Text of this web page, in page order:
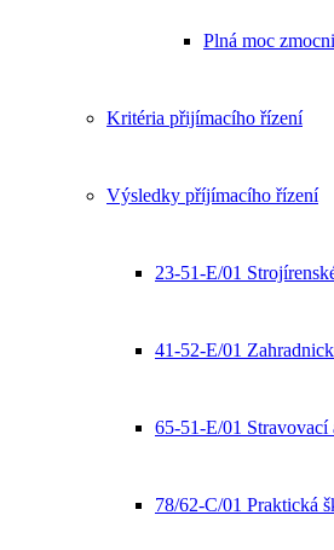
Plná moc
Kritéria přijímacího řízení
Výsledky příjímacího řízení
23-51-E/01
41-52-E/01
65-51-E/01
78/62-C/01 Praktická